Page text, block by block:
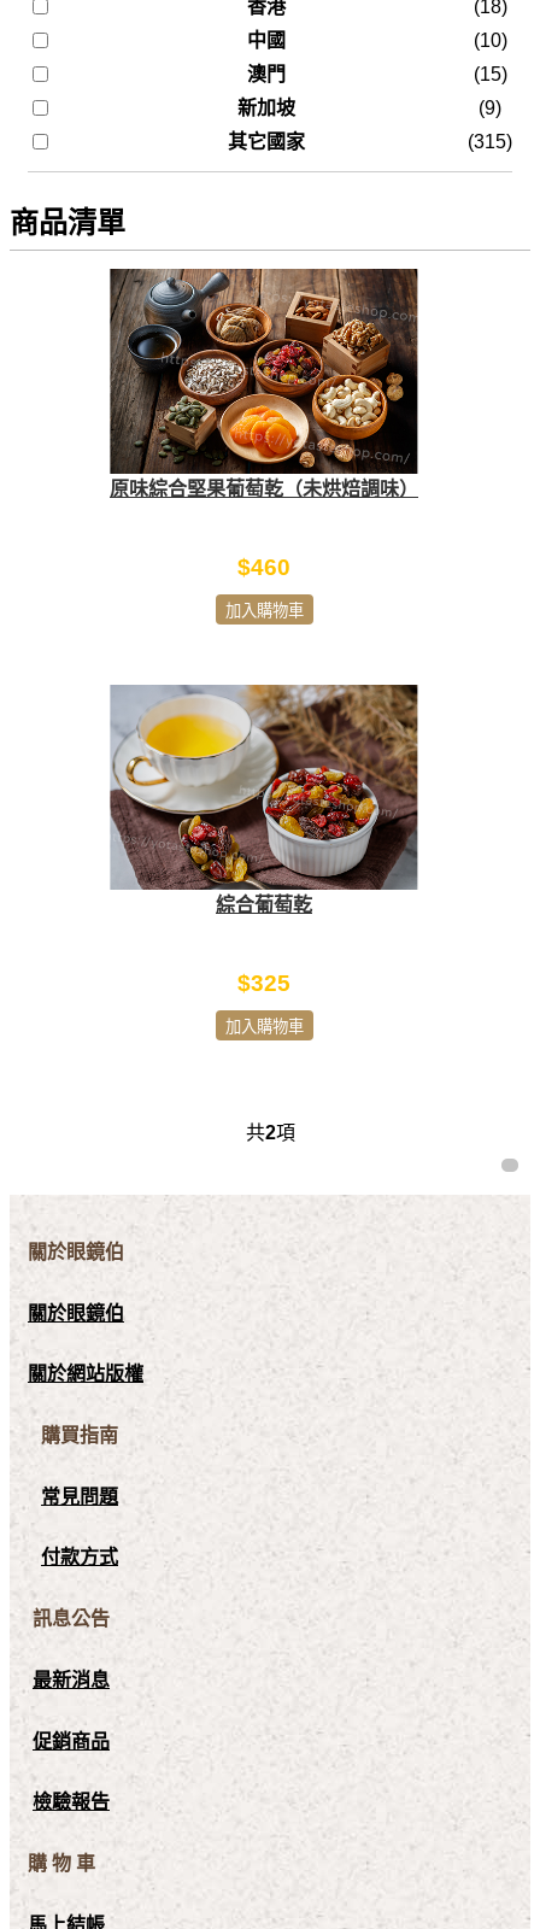
香港
(18)
中國
(10)
澳門
(15)
新加坡
(9)
其它國家
(315)
商品清單
原味綜合堅果葡萄乾（未烘焙調味）
$460
加入購物車
綜合葡萄乾
$325
加入購物車
共2項
關於眼鏡伯
關於眼鏡伯
關於網站版權
購買指南
常見問題
付款方式
訊息公告
最新消息
促銷商品
檢驗報告
購 物 車
馬上結帳